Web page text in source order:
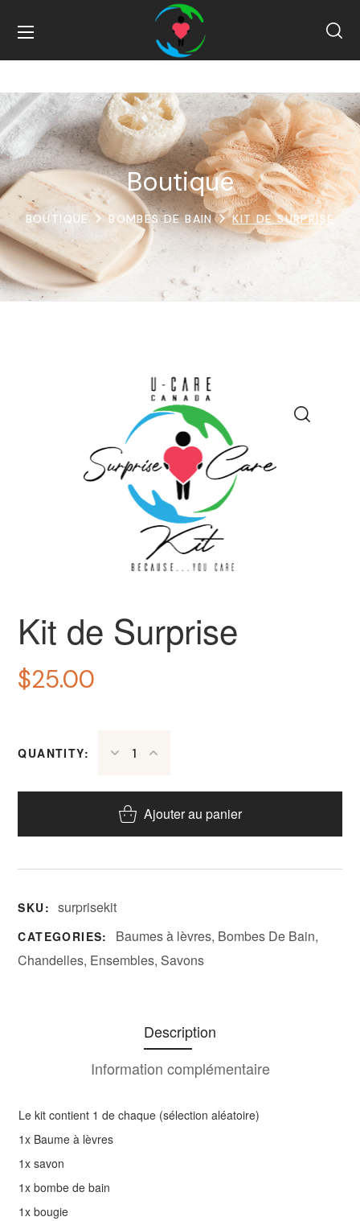
Boutique
BOUTIQUE BOMBES DE BAIN KIT DE SURPRISE
Kit de Surprise
$25.00
QUANTITY:
Ajouter au panier
SKU: surprisekit
CATEGORIES: Baumes à lèvres, Bombes De Bain,
Chandelles, Ensembles, Savons
Description
Information complémentaire
Le kit contient 1 de chaque (sélection aléatoire)
1x Baume à lèvres
1x savon
1x bombe de bain
1x bougie